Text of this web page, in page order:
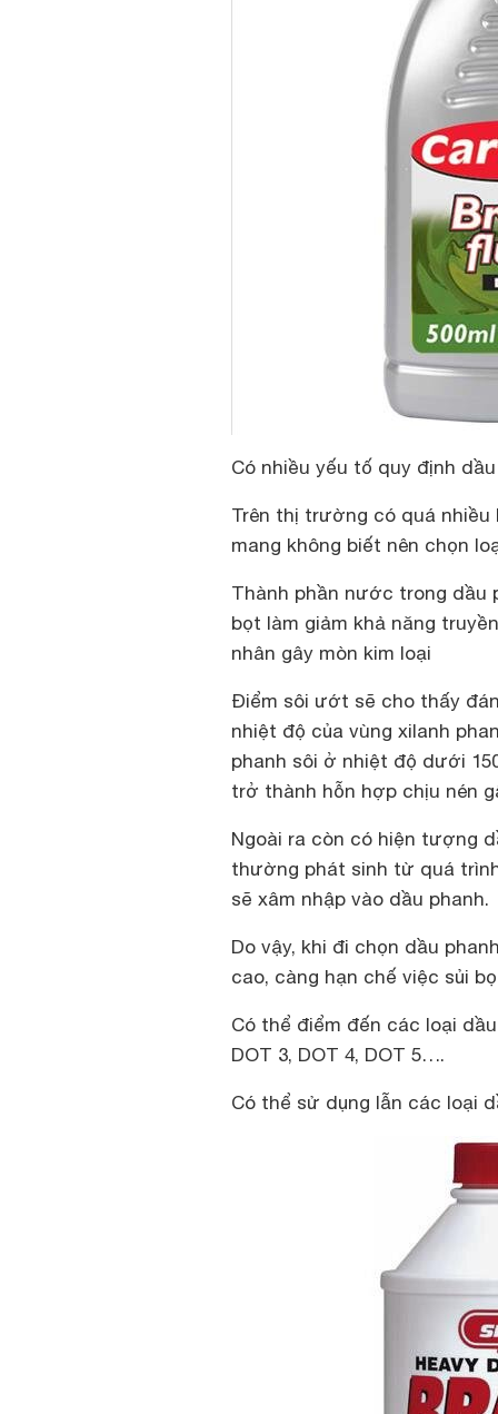
Có nhiều yếu tố quy định
Trên thị trường có quá nhiều
mang không biết nên chọn
Thành phần nước trong dầu
bọt làm giảm khả năng
nhân gây mòn kim loại
Điểm sôi ướt sẽ cho thấy
nhiệt độ của vùng xilanh
phanh sôi ở nhiệt độ dưới
trở thành hỗn hợp chịu nén
Ngoài ra còn có hiện tượng
thường phát sinh từ quá
sẽ xâm nhập vào dầu phanh.
Do vậy, khi đi chọn dầu
cao, càng hạn chế việc sủi
Có thể điểm đến các loại
DOT 3, DOT 4, DOT 5….
Có thể sử dụng lẫn các loại